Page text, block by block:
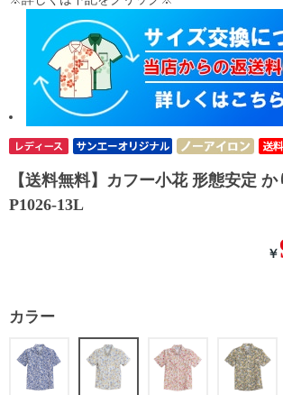
【送料無料】カフー小花 形態安定
P1026-13L
￥
カラー